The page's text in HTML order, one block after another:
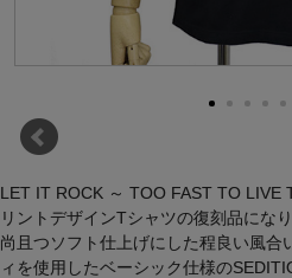
LET IT ROCK ～ TOO FAST TO LIVE
リントデザインTシャツの復刻品にな
尚且つソフト仕上げにした程良い風合
ィを使用したベーシック仕様の